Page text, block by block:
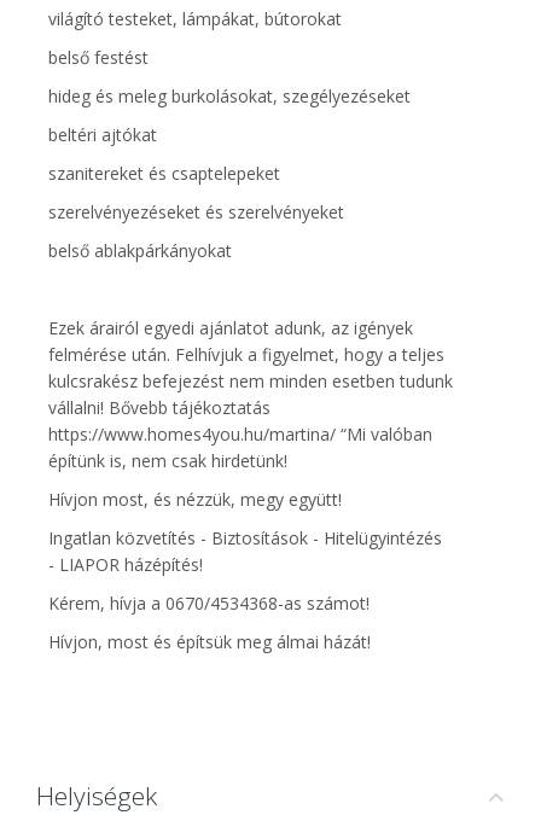
világító testeket, lámpákat, bútorokat
belső festést
hideg és meleg burkolásokat, szegélyezéseket
beltéri ajtókat
szanitereket és csaptelepeket
szerelvényezéseket és szerelvényeket
belső ablakpárkányokat
Ezek árairól egyedi ajánlatot adunk, az igények
felmérése után. Felhívjuk a figyelmet, hogy a teljes
kulcsrakész befejezést nem minden esetben tudunk
vállalni! Bővebb tájékoztatás
https://www.homes4you.hu/martina/ “Mi valóban
építünk is, nem csak hirdetünk!
Hívjon most, és nézzük, megy együtt!
Ingatlan közvetítés - Biztosítások - Hitelügyintézés
- LIAPOR házépítés!
Kérem, hívja a 0670/4534368-as számot!
Hívjon, most és építsük meg álmai házát!
Helyiségek